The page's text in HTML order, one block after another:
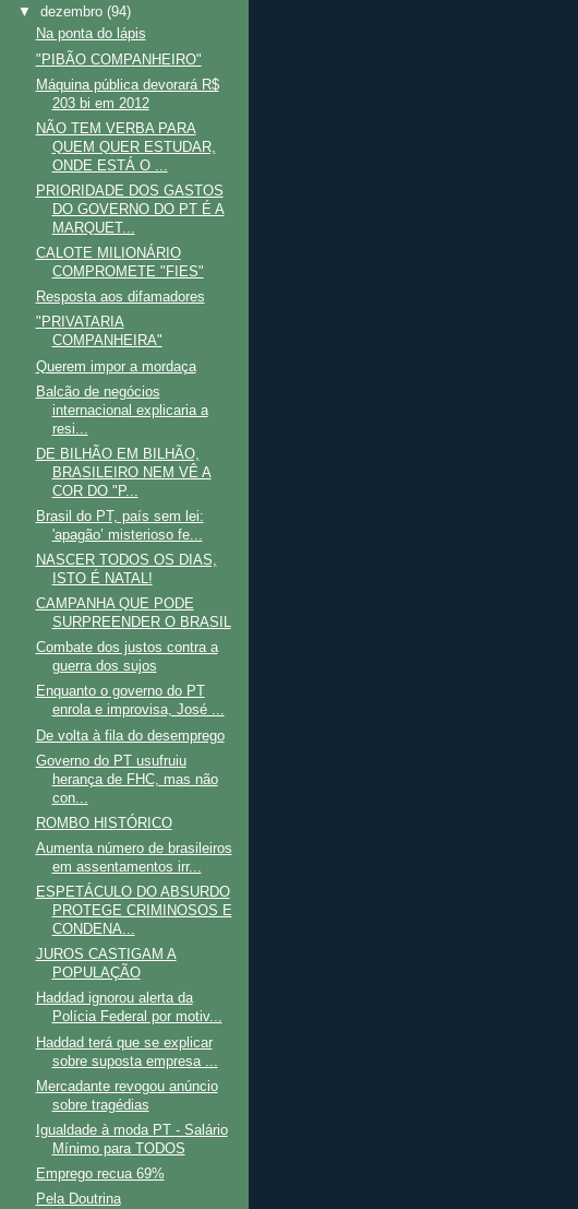
▼dezembro(94)
Na ponta do lápis
"PIBÃO COMPANHEIRO"
Máquina pública devorará R$
203 bi em 2012
NÃO TEM VERBA PARA
QUEM QUER ESTUDAR,
ONDE ESTÁ O ...
PRIORIDADE DOS GASTOS
DO GOVERNO DO PT É A
MARQUET...
CALOTE MILIONÁRIO
COMPROMETE "FIES"
Resposta aos difamadores
"PRIVATARIA
COMPANHEIRA"
Querem impor a mordaça
Balcão de negócios
internacional explicaria a
resi...
DE BILHÃO EM BILHÃO,
BRASILEIRO NEM VÊ A
COR DO "P...
Brasil do PT, país sem lei:
'apagão’ misterioso fe...
NASCER TODOS OS DIAS,
ISTO É NATAL!
CAMPANHA QUE PODE
SURPREENDER O BRASIL
Combate dos justos contra a
guerra dos sujos
Enquanto o governo do PT
enrola e improvisa, José ...
De volta à fila do desemprego
Governo do PT usufruiu
herança de FHC, mas não
con...
ROMBO HISTÓRICO
Aumenta número de brasileiros
em assentamentos irr...
ESPETÁCULO DO ABSURDO
PROTEGE CRIMINOSOS E
CONDENA...
JUROS CASTIGAM A
POPULAÇÃO
Haddad ignorou alerta da
Polícia Federal por motiv...
Haddad terá que se explicar
sobre suposta empresa ...
Mercadante revogou anúncio
sobre tragédias
Igualdade à moda PT - Salário
Mínimo para TODOS
Emprego recua 69%
Pela Doutrina